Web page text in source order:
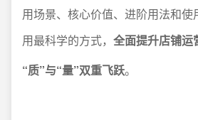
用场景、核心价值、进阶用法和
用最科学的方式， 全面提升店铺运
“质”与“量”双重飞跃。